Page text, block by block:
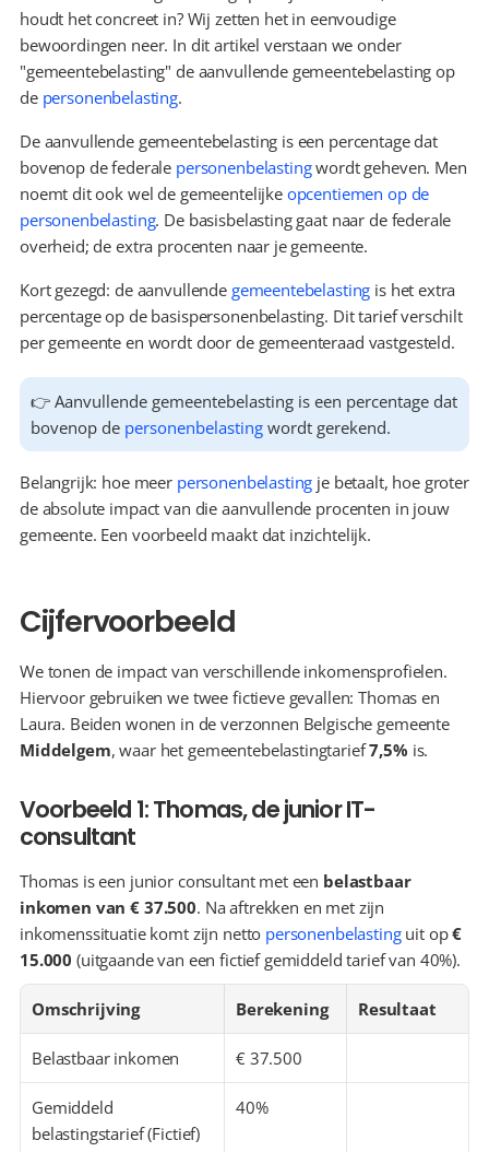
houdt het concreet in? Wij zetten het in eenvoudige
bewoordingen neer. In dit artikel verstaan we onder
"gemeentebelasting" de aanvullende gemeentebelasting op
de personenbelasting.
De aanvullende gemeentebelasting is een percentage dat
bovenop de federale personenbelasting wordt geheven. Men
noemt dit ook wel de gemeentelijke opcentiemen op de
personenbelasting. De basisbelasting gaat naar de federale
overheid; de extra procenten naar je gemeente.
Kort gezegd: de aanvullende gemeentebelasting is het extra
percentage op de basispersonenbelasting. Dit tarief verschilt
per gemeente en wordt door de gemeenteraad vastgesteld.
👉 Aanvullende gemeentebelasting is een percentage dat
bovenop de personenbelasting wordt gerekend.
Belangrijk: hoe meer personenbelasting je betaalt, hoe groter
de absolute impact van die aanvullende procenten in jouw
gemeente. Een voorbeeld maakt dat inzichtelijk.
Cijfervoorbeeld
We tonen de impact van verschillende inkomensprofielen.
Hiervoor gebruiken we twee fictieve gevallen: Thomas en
Laura. Beiden wonen in de verzonnen Belgische gemeente
Middelgem, waar het gemeentebelastingtarief 7,5% is.
Voorbeeld 1: Thomas, de junior IT-
consultant
Thomas is een junior consultant met een belastbaar
inkomen van € 37.500. Na aftrekken en met zijn
inkomenssituatie komt zijn netto personenbelasting uit op €
15.000 (uitgaande van een fictief gemiddeld tarief van 40%).
Omschrijving Berekening Resultaat
Belastbaar inkomen € 37.500
Gemiddeld
belastingstarief (Fictief)
40%